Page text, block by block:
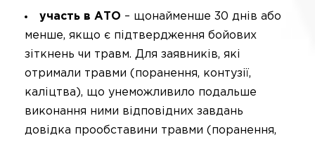
участь в АТО – щонайменше 30 днів або
менше, якщо є підтвердження бойових
зіткнень чи травм. Для заявників, які
отримали травми (поранення, контузії,
каліцтва), що унеможливило подальше
виконання ними відповідних завдань
довідка прообставини травми (поранення,